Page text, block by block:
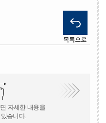
목록으로
자세한 내용을
습니다.